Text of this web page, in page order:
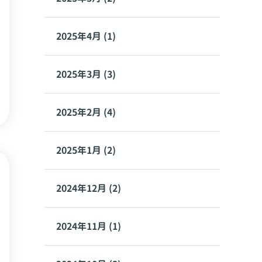
2025年4月 (1)
2025年3月 (3)
2025年2月 (4)
2025年1月 (2)
2024年12月 (2)
2024年11月 (1)